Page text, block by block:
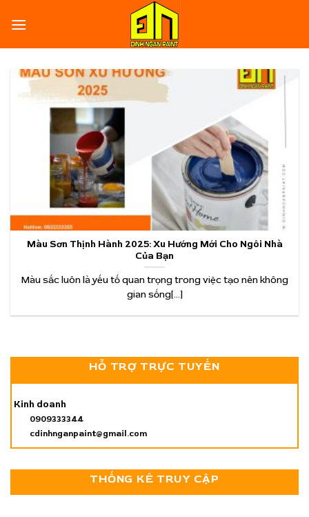
Màu Sơn Thịnh Hành 2025: Xu Hướng Mới Cho Ngôi Nhà
Của Bạn
Màu sắc luôn là yếu tố quan trọng trong việc tạo nên không
gian sống[...]
HỖ TRỢ TRỰC TUYẾN
Kinh doanh
0909333344
cdinhnganpaint@gmail.com
THỐNG KÊ TRUY CẬP